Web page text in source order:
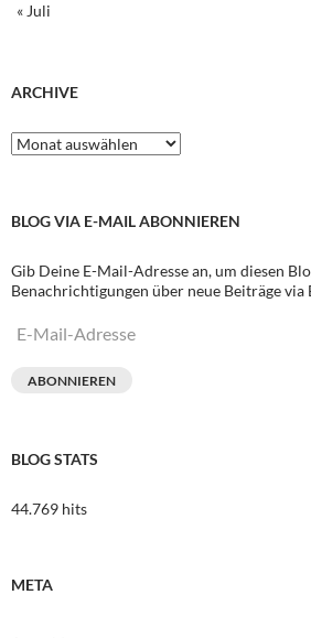
« Juli
ARCHIVE
Archive
BLOG VIA E-MAIL ABONNIEREN
Gib Deine E-Mail-Adresse an, um diesen
Benachrichtigungen über neue Beiträge via
E-
ABONNIEREN
BLOG STATS
44.769 hits
META